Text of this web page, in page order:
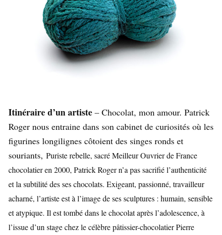
Itinéraire d’un artiste – Chocolat, mon amour. Patrick
Roger nous entraine dans son cabinet de curiosités où les
figurines longilignes côtoient des singes ronds et
souriants, Puriste rebelle, sacré Meilleur Ouvrier de France
chocolatier en 2000, Patrick Roger n’a pas sacrifié l’authenticité
et la subtilité des ses chocolats. Exigeant, passionné, travailleur
acharné, l’artiste est à l’image de ses sculptures : humain, sensible
et atypique. Il est tombé dans le chocolat après l’adolescence, à
l’issue d’un stage chez le célèbre pâtissier-chocolatier Pierre